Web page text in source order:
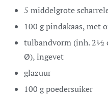
5 middelgrote
100 gpindakaas,met
tulbandvorm (inh. 2½
Ø),ingevet
glazuur
100 gpoedersuiker